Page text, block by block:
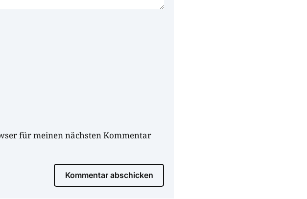
für meinen nächsten Kommentar
Kommentar abschicken